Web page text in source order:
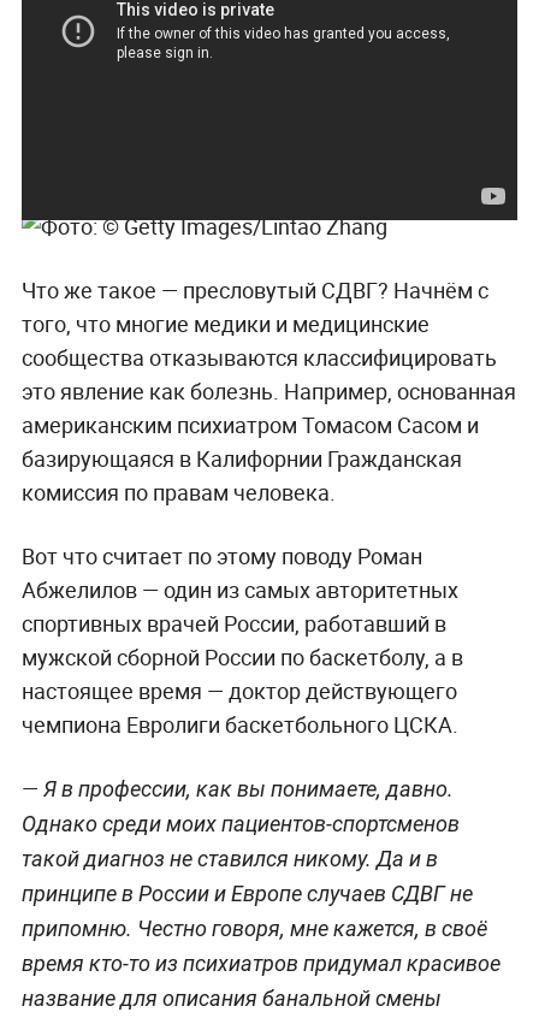
верю в "чистый" спорт, я всегда следовала
правилам и продолжу дальше следовать
Что же такое — пресловутый СДВГ? Начнём с
того, что многие медики и медицинские
сообщества отказываются классифицировать
это явление как болезнь. Например, основанная
американским психиатром Томасом Сасом и
базирующаяся в Калифорнии Гражданская
комиссия по правам человека.
Вот что считает по этому поводу Роман
Абжелилов— один из самых авторитетных
спортивных врачей России, работавший в
мужской сборной России по баскетболу, а в
настоящее время — доктор действующего
чемпиона Евролиги баскетбольного ЦСКА.
— Я в профессии, как вы понимаете, давно.
Однако среди моих пациентов-спортсменов
такой диагноз не ставился никому. Да и в
принципе в России и Европе случаев СДВГ не
припомню. Честно говоря, мне кажется, в своё
время кто-то из психиатров придумал красивое
название для описания банальной смены